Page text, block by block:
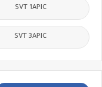
SVT 1APIC
SVT 3APIC